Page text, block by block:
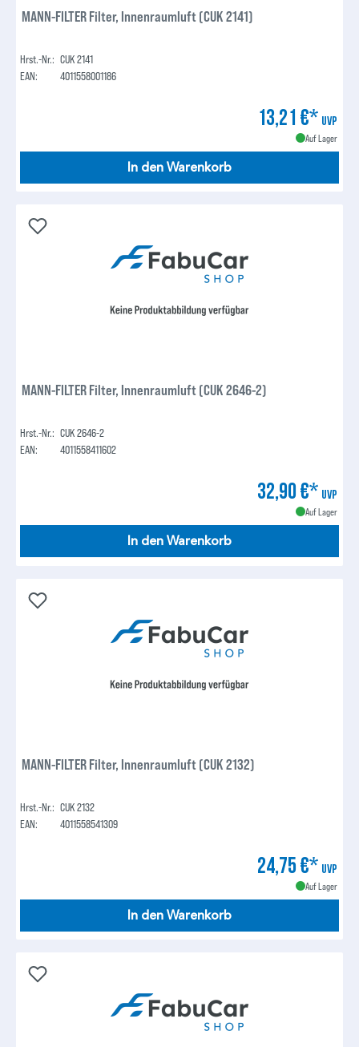
MANN-FILTER Filter, Innenraumluft (CUK 2141)
Hrst.-Nr.: CUK 2141
EAN:
4011558001186
13,21 €* UVP
Auf Lager
In den Warenkorb
MANN-FILTER Filter, Innenraumluft (CUK 2646-2)
Hrst.-Nr.: CUK 2646-2
EAN:
4011558411602
32,90 €* UVP
Auf Lager
In den Warenkorb
MANN-FILTER Filter, Innenraumluft (CUK 2132)
Hrst.-Nr.: CUK 2132
EAN:
4011558541309
24,75 €* UVP
Auf Lager
In den Warenkorb